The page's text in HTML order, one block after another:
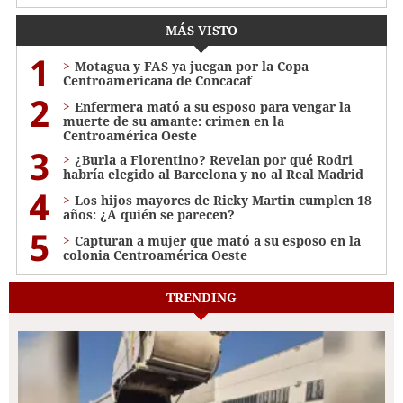
MÁS VISTO
1
Motagua y FAS ya juegan por la Copa
Centroamericana de Concacaf
2
Enfermera mató a su esposo para vengar la
muerte de su amante: crimen en la
Centroamérica Oeste
3
¿Burla a Florentino? Revelan por qué Rodri
habría elegido al Barcelona y no al Real Madrid
4
Los hijos mayores de Ricky Martin cumplen 18
años: ¿A quién se parecen?
5
Capturan a mujer que mató a su esposo en la
colonia Centroamérica Oeste
TRENDING